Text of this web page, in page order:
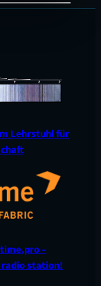
Lehrstuhl für
–
station!